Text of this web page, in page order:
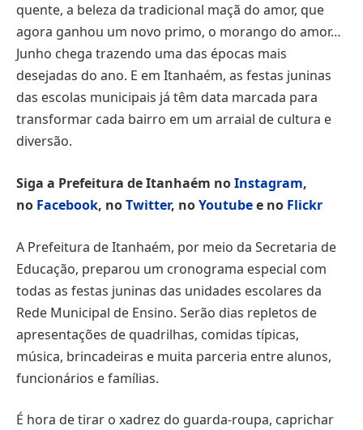
quente, a beleza da tradicional maçã do amor, que
agora ganhou um novo primo, o morango do amor…
Junho chega trazendo uma das épocas mais
desejadas do ano. E em Itanhaém, as festas juninas
das escolas municipais já têm data marcada para
transformar cada bairro em um arraial de cultura e
diversão.
Siga a Prefeitura de Itanhaém noInstagram,
no Facebook, noTwitter, noYoutubee no Flickr
A Prefeitura de Itanhaém, por meio da Secretaria de
Educação, preparou um cronograma especial com
todas as festas juninas das unidades escolares da
Rede Municipal de Ensino. Serão dias repletos de
apresentações de quadrilhas, comidas típicas,
música, brincadeiras e muita parceria entre alunos,
funcionários e famílias.
É hora de tirar o xadrez do guarda-roupa, caprichar